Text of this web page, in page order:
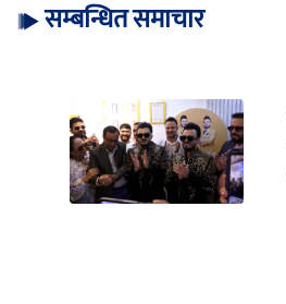
सम्बन्धित समाचार